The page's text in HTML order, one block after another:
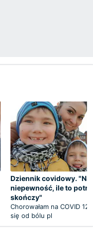
Dziennik covidowy.
niepewność, ile to
skończy"
Chorowałam na COVID 12
się od bólu pl